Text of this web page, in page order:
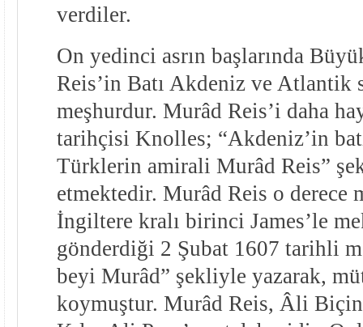
verdiler.
On yedinci asrın başlarında
Reis’in Batı Akdeniz ve Atlantik
meşhurdur. Murâd Reis’i daha
tarihçisi Knolles; “Akdeniz’in
Türklerin amirali Murâd Reis”
etmektedir. Murâd Reis o derece
İngiltere kralı birinci James’le
gönderdiği 2 Şubat 1607 tarihli
beyi Murâd” şekliyle yazarak,
koymuştur. Murâd Reis, Âli Biçin